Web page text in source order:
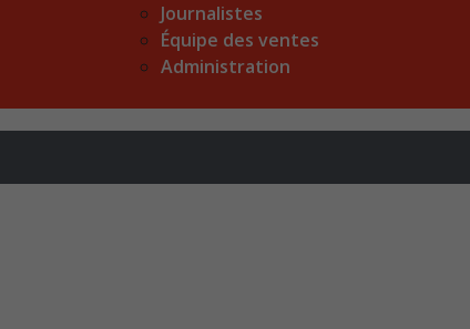
Journalistes
Équipe des ventes
Administration